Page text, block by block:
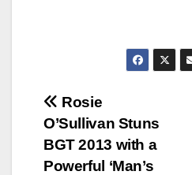
Post
navigation
Rosie
O’Sullivan Stuns
BGT 2013 with a
Powerful ‘Man’s